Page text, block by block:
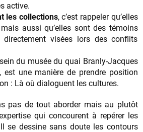
active.
les collections, c’est rappeler qu’elles
aussi qu’elles sont des témoins
visées lors des conflits
du musée du quai Branly-Jacques
est une manière de prendre position
: Là où dialoguent les cultures.
pas de tout aborder mais au plutôt
qui concourent à repérer les
se dessine sans doute les contours